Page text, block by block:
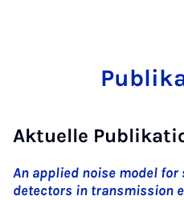
Aktuelle
An applied noise model
detectors in transmission